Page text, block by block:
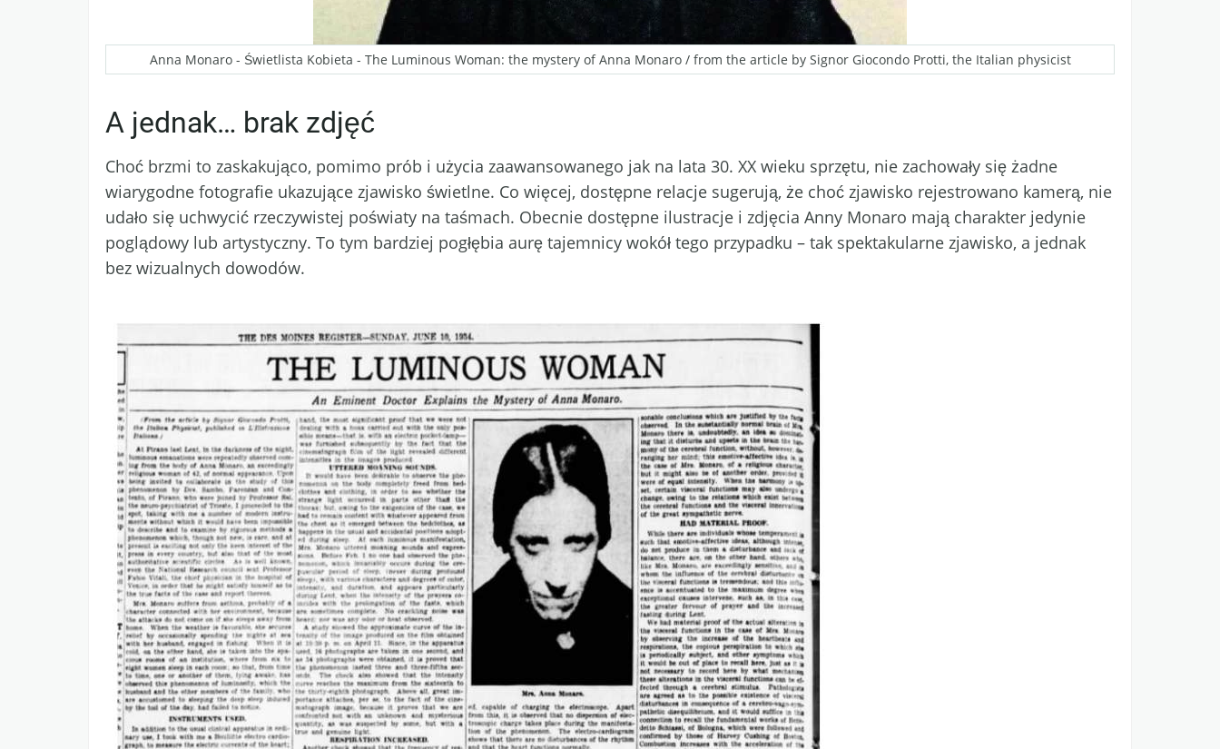
Anna Monaro - Świetlista Kobieta - The Luminous Woman: the mystery of Anna Monaro / from the article by Signor Giocondo Protti, the Italian physicist
A jednak… brak zdjęć
Choć brzmi to zaskakująco, pomimo prób i użycia zaawansowanego jak na lata 30. XX wieku sprzętu, nie zachowały się żadne
wiarygodne fotografie ukazujące zjawisko świetlne. Co więcej, dostępne relacje sugerują, że choć zjawisko rejestrowano kamerą, nie
udało się uchwycić rzeczywistej poświaty na taśmach. Obecnie dostępne ilustracje i zdjęcia Anny Monaro mają charakter jedynie
poglądowy lub artystyczny. To tym bardziej pogłębia aurę tajemnicy wokół tego przypadku – tak spektakularne zjawisko, a jednak
bez wizualnych dowodów.